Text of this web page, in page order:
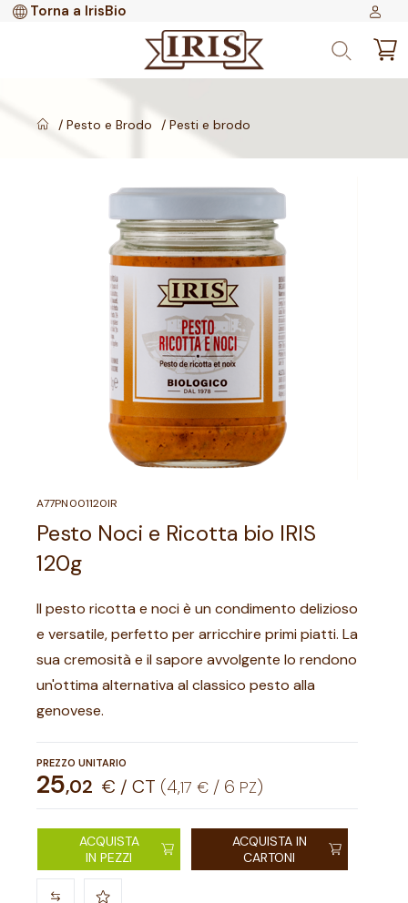
Torna a IrisBio
Pesto e Brodo Pesti e brodo
A77PN001120IR
Pesto Noci e Ricotta bio IRIS
120g
Il pesto ricotta e noci è un condimento delizioso
e versatile, perfetto per arricchire primi piatti. La
sua cremosità e il sapore avvolgente lo rendono
un'ottima alternativa al classico pesto alla
genovese.
PREZZO UNITARIO
25,02 € / CT (4,17 € / 6 PZ)
ACQUISTA
IN PEZZI
ACQUISTA IN
CARTONI